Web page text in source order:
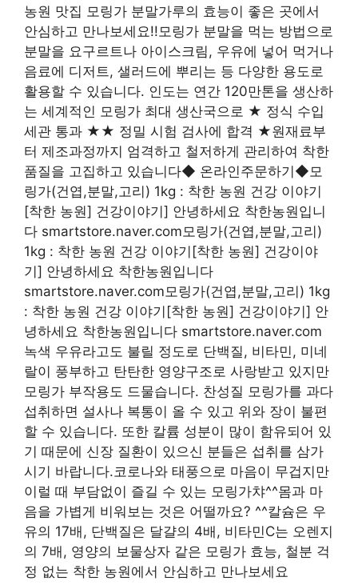
농원 맛집 모링가 분말가루의 효능이 좋은 곳에서
안심하고 만나보세요!!모링가 분말을 먹는 방법으로
분말을 요구르트나 아이스크림, 우유에 넣어 먹거나
음료에 디저트, 샐러드에 뿌리는 등 다양한 용도로
활용할 수 있습니다. 인도는 연간 120만톤을 생산하
는 세계적인 모링가 최대 생산국으로 ★ 정식 수입
세관 통과 ★★ 정밀 시험 검사에 합격 ★원재료부
터 제조과정까지 엄격하고 철저하게 관리하여 착한
품질을 고집하고 있습니다◆ 온라인주문하기◆모
링가(건엽,분말,고리) 1kg : 착한 농원 건강 이야기
[착한 농원] 건강이야기] 안녕하세요 착한농원입니
다 smartstore.naver.com모링가(건엽,분말,고리)
1kg : 착한 농원 건강 이야기[착한 농원] 건강이야
기] 안녕하세요 착한농원입니다
smartstore.naver.com모링가(건엽,분말,고리) 1kg
: 착한 농원 건강 이야기[착한 농원] 건강이야기] 안
녕하세요 착한농원입니다 smartstore.naver.com
녹색 우유라고도 불릴 정도로 단백질, 비타민, 미네
랄이 풍부하고 탄탄한 영양구조로 사랑받고 있지만
모링가 부작용도 드물습니다. 찬성질 모링가를 과다
섭취하면 설사나 복통이 올 수 있고 위와 장이 불편
할 수 있습니다. 또한 칼륨 성분이 많이 함유되어 있
기 때문에 신장 질환이 있으신 분들은 섭취를 삼가
시기 바랍니다.코로나와 태풍으로 마음이 무겁지만
이럴 때 부담없이 즐길 수 있는 모링가챠^^몸과 마
음을 가볍게 비워보는 것은 어떨까요? ^^칼슘은 우
유의 17배, 단백질은 달걀의 4배, 비타민C는 오렌지
의 7배, 영양의 보물상자 같은 모링가 효능, 철분 걱
정 없는 착한 농원에서 안심하고 만나보세요